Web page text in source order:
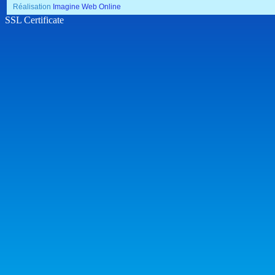
Réalisation Imagine Web Online
SSL Certificate